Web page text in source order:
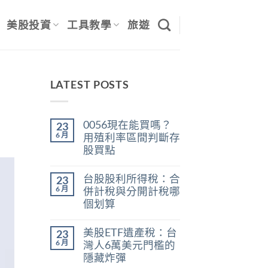
美股投資 工具教學 旅遊
LATEST POSTS
23
6 月
0056現在能買嗎？
用殖利率區間判斷存
股買點
現
在
能
買
殖
利
率
區
間
無
留
言
23
6 月
台股股利所得稅：合
併計稅與分開計稅哪
個划算
股
股
利
所
無
留
言
23
6 月
美股ETF遺產稅：台
灣人6萬美元門檻的
隱藏炸彈